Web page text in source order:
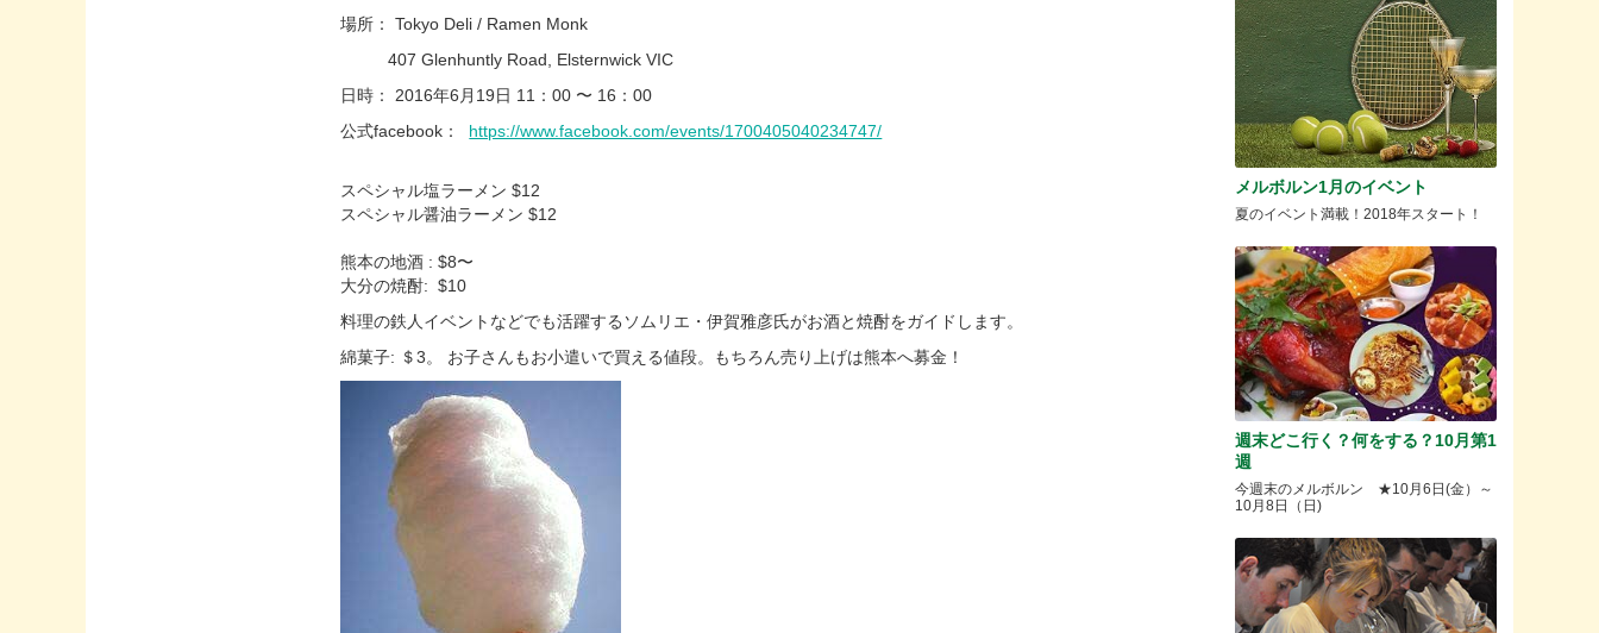
場所： Tokyo Deli / Ramen Monk
407 Glenhuntly Road, Elsternwick VIC
日時： 2016年6月19日 11：00 〜 16：00
公式facebook： https://www.facebook.com/events/1700405040234747/
スペシャル塩ラーメン $12
スペシャル醤油ラーメン $12
熊本の地酒 : $8〜
大分の焼酎: $10
料理の鉄人イベントなどでも活躍するソムリエ・伊賀雅彦氏がお酒と焼酎をガイドします。
綿菓子: ＄3。 お子さんもお小遣いで買える値段。もちろん売り上げは熊本へ募金！
メルボルン1月のイベント
夏のイベント満載！2018年スタート！
週末どこ行く？何をする？10月第1
週
今週末のメルボルン ★10月6日(金）～
10月8日（日)